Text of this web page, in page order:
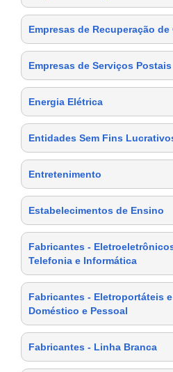
Empresas de Recuperação de
Empresas de Serviços
Energia Elétrica
Entidades Sem Fins
Entretenimento
Estabelecimentos de Ensino
Fabricantes -
Telefonia e Informática
Fabricantes - Eletroportáteis
Doméstico e Pessoal
Fabricantes - Linha Branca